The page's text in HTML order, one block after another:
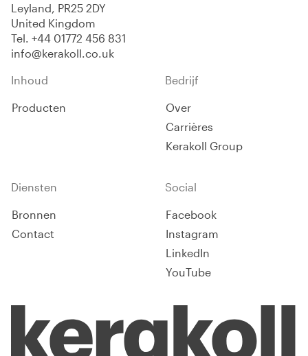
Leyland, PR25 2DY
United Kingdom
Tel. +44 01772 456 831
info@kerakoll.co.uk
Inhoud
Producten
Bedrijf
Over
Carrières
Kerakoll Group
Diensten
Bronnen
Contact
Social
Facebook
Instagram
LinkedIn
YouTube